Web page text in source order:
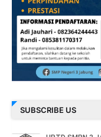
SUBSCRIBE US